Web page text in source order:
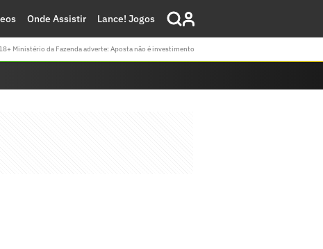
Onde Assistir Lance! Jogos
18+ Ministério da Fazenda adverte: Aposta não é investimento